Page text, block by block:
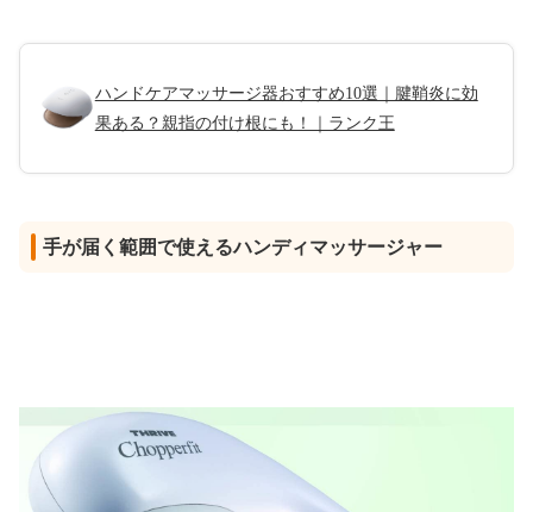
ハンドケアマッサージ器おすすめ10選｜腱鞘炎に効
果ある？親指の付け根にも！｜ランク王
手が届く範囲で使えるハンディマッサージャー